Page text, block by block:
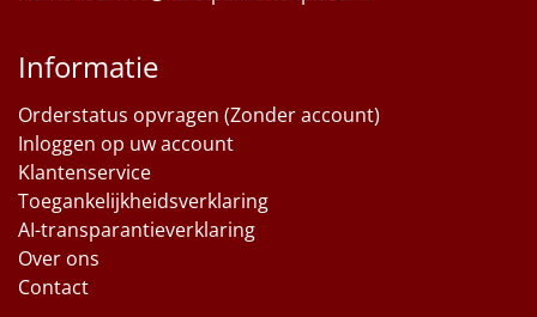
Informatie
Orderstatus opvragen (Zonder account)
Inloggen op uw account
Klantenservice
Toegankelijkheidsverklaring
AI-transparantieverklaring
Over ons
Contact